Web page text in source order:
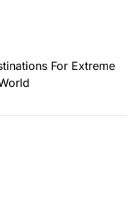
For Extreme